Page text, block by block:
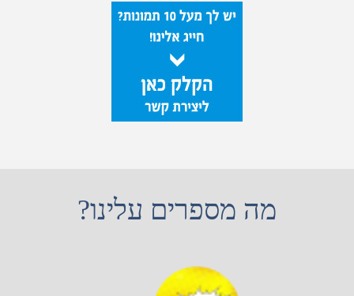
מה מספרים עלינו?